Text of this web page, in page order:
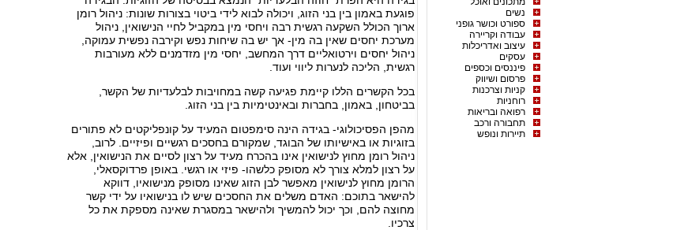
נשים
ספורט וכושר גופני
עבודה וקריירה
עיצוב ואדריכלות
עסקים
פיננסים וכספים
פרסום ושיווק
קניות וצרכנות
רוחניות
רפואה ובריאות
תחבורה ורכב
תיירות ונופש
פוגעת באמון בין בני הזוג, ויכולה לבוא לידי ביטוי בצורות שונות: ניהול רומן
ארוך הכולל השקעה רגשית רבה ויחסי מין במקביל לחיי הנישואין, ניהול
מערכת יחסים שאין בה מין- אך יש בה שיחות נפש וקירבה נפשית עמוקה,
ניהול יחסים וירטואליים דרך המחשב, יחסי מין מזדמנים ללא מעורבות
רגשית, הליכה לנערות ליווי ועוד.
בכל הקשרים הללו קיימת פגיעה קשה במחויבות לבלעדיות של הקשר,
בביטחון, באמון, בחברות ובאינטימיות בין בני הזוג.
מהפן הפסיכולוגי- בגידה הינה סימפטום המעיד על קונפליקטים לא פתורים
בזוגיות או באישיותו של הבוגד, שמקורם בחסכים רגשיים ופיזיים. לרוב,
ניהול רומן מחוץ לנישואין אינו בהכרח מעיד על רצון לסיים את הנישואין, אלא
על רצון למלא צורך לא מסופק כלשהו- פיזי או רגשי. באופן פרדוקסאלי,
הרומן מחוץ לנישואין מאפשר לבן הזוג שאינו מסופק מנישואיו, דווקא
להישאר בתוכם: האדם משלים את החסכים שיש לו בנישואיו על ידי קשר
מחוצה להם, וכך יכול להמשיך ולהישאר במסגרת שאינה מספקת את כל
צרכיו.